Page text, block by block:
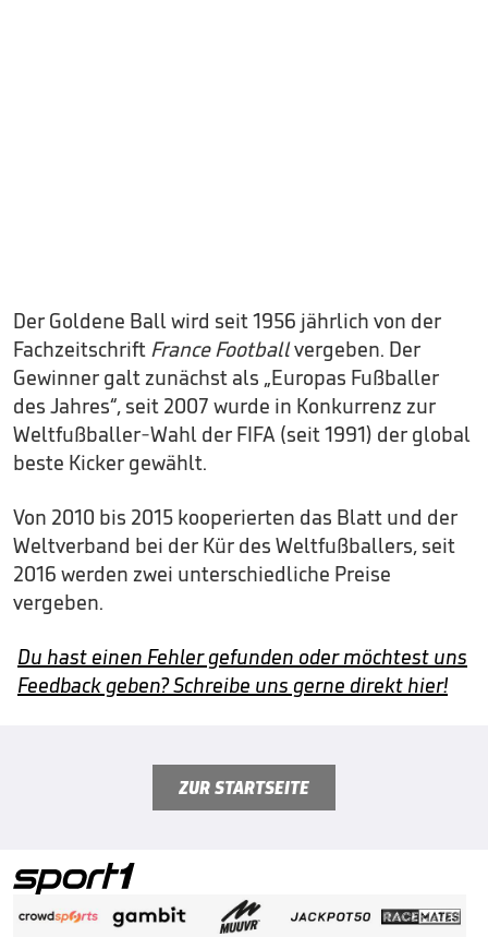
Der Goldene Ball wird seit 1956 jährlich von der
Fachzeitschrift France Footballvergeben. Der
Gewinner galt zunächst als „Europas Fußballer
des Jahres“, seit 2007 wurde in Konkurrenz zur
Weltfußballer-Wahl der FIFA (seit 1991) der global
beste Kicker gewählt.
Von 2010 bis 2015 kooperierten das Blatt und der
Weltverband bei der Kür des Weltfußballers, seit
2016 werden zwei unterschiedliche Preise
vergeben.
Du hast einen Fehler gefunden oder möchtest uns
Feedback geben? Schreibe uns gerne direkt hier!
ZUR STARTSEITE